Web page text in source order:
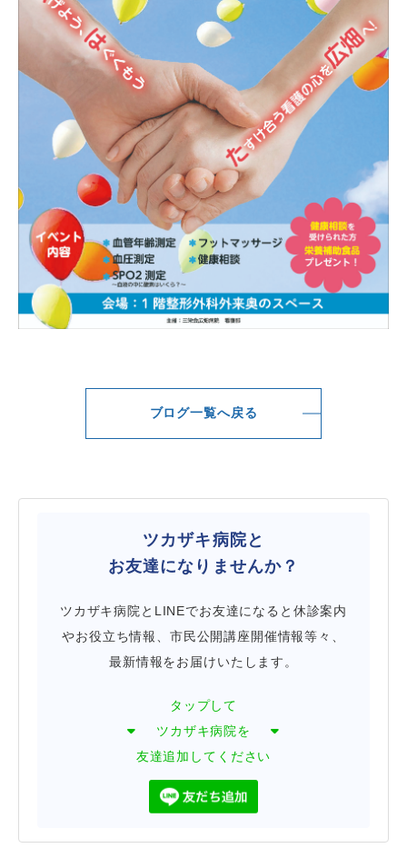
ブログ一覧へ戻る
ツカザキ病院と
お友達になりませんか？
ツカザキ病院とLINEでお友達になると休診案内
やお役立ち情報、市民公開講座開催情報等々、
最新情報をお届けいたします。
タップして
ツカザキ病院を
友達追加してください